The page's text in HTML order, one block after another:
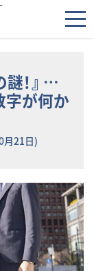
！』 …
字が何か
月21日)